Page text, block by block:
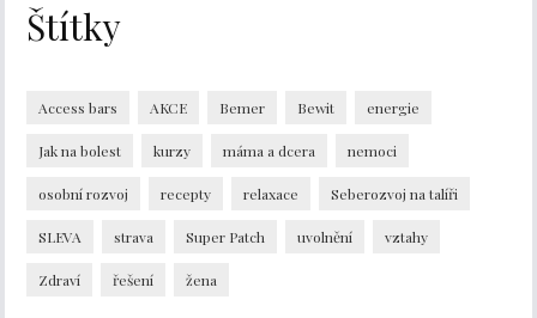
Štítky
Access bars AKCE Bemer Bewit energie
Jak na bolest kurzy máma a dcera nemoci
osobní rozvoj recepty relaxace Seberozvoj na talíři
SLEVA strava Super Patch uvolnění vztahy
Zdraví řešení žena